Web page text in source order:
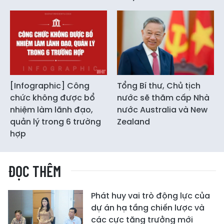
[Infographic] Công
chức không được bổ
nhiệm làm lãnh đạo,
quản lý trong 6 trường
hợp
Tổng Bí thư, Chủ tịch
nước sẽ thăm cấp Nhà
nước Australia và New
Zealand
ĐỌC THÊM
Phát huy vai trò động lực của
dự án hạ tầng chiến lược và
các cực tăng trưởng mới